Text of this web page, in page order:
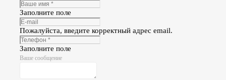
Заполните поле
Пожалуйста, введите корректный адрес email.
Заполните поле
Ваше сообщение